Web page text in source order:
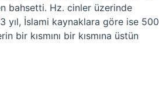
bahsetti. Hz. cinler üzerinde
yıl, İslami kaynaklara göre ise 500
bir kısmını bir kısmına üstün